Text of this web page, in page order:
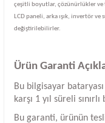
çeşitli boyutlar, çözünürlükler ve
LCD paneli, arka ışık, invertör
değiştirilebilirler.
Ürün Garanti
Bu bilgisayar
karşı 1 yıl süreli
Bu garanti, ürünün